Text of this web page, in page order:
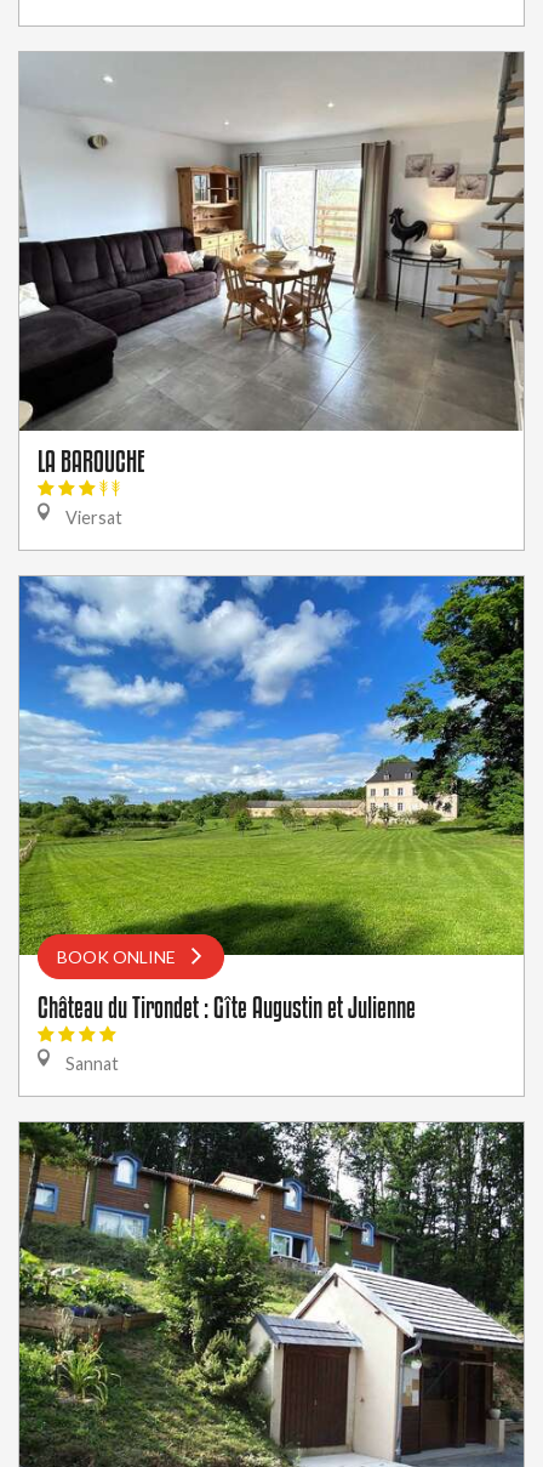
LA BAROUCHE
Viersat
BOOK ONLINE
Château du Tirondet : Gîte Augustin et Julienne
Sannat